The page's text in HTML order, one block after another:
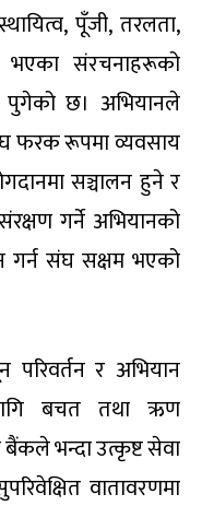
पूँजी, तरलता,
भएका संरचनाहरूको
छ। अभियानले
फरक रूपमा व्यवसाय
सञ्चालन हुने र
गर्ने अभियानको
गर्न संघ सक्षम भएको
परिवर्तन र अभियान
बचत तथा ऋण
भन्दा उत्कृष्ट सेवा
वातावरणमा